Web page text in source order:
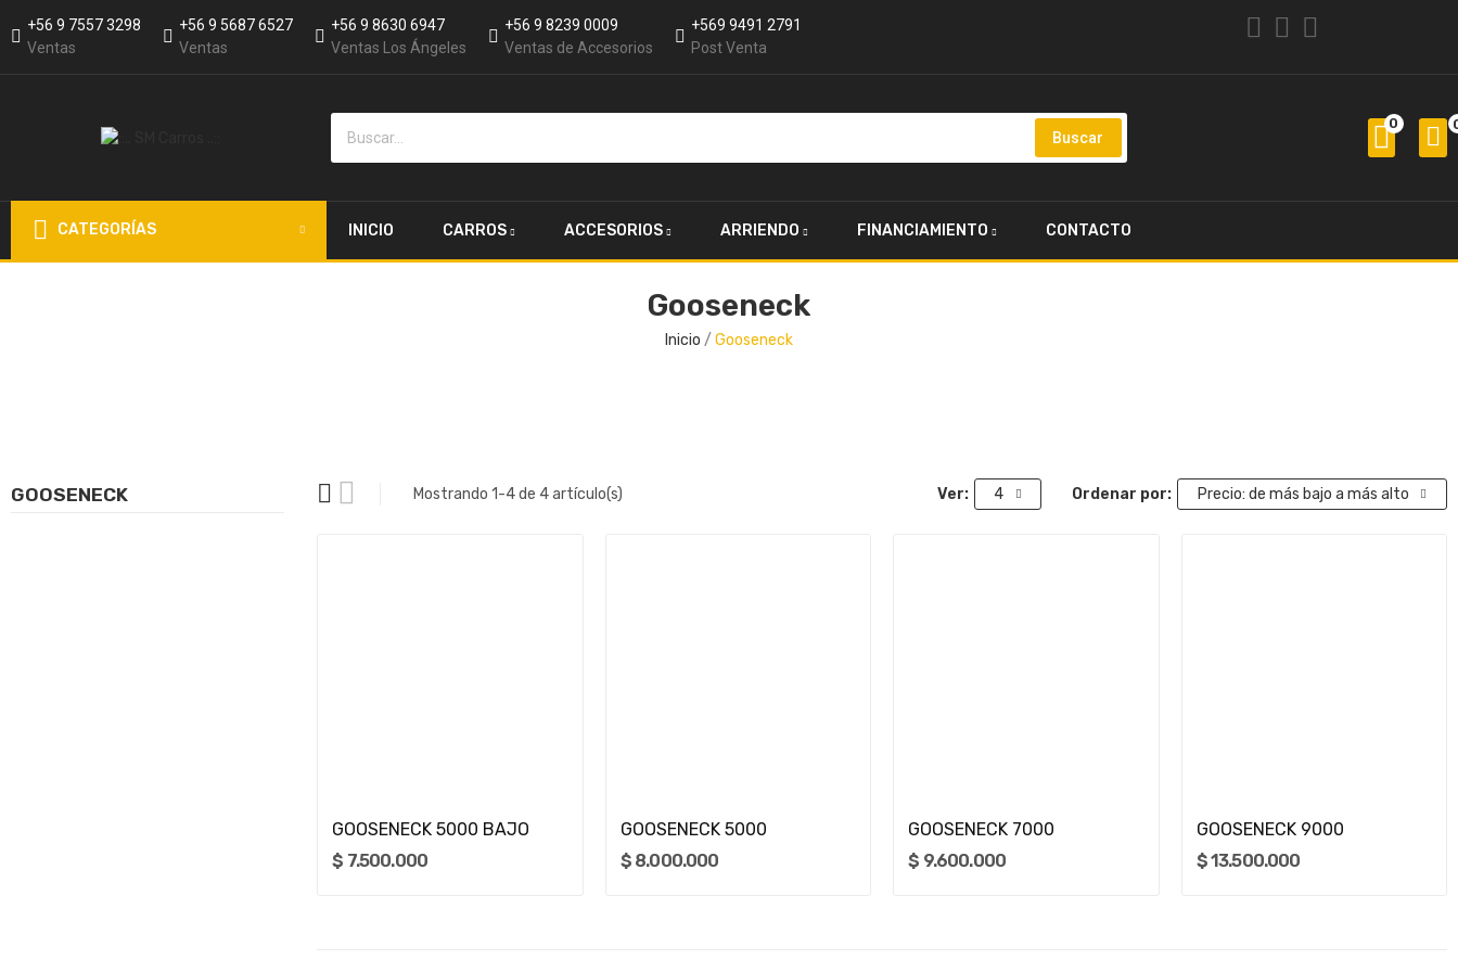
+56 9 7557 3298
Ventas
+56 9 5687 6527
Ventas
+56 9 8630 6947
Ventas Los Ángeles
+56 9 8239 0009
Ventas de Accesorios
+569 9491 2791
Post Venta
Buscar
0
CATEGORÍAS INICIO CARROS ACCESORIOS ARRIENDO FINANCIAMIENTO CONTACTO
Gooseneck
Inicio Gooseneck
GOOSENECK Mostrando 1-4 de 4 artículo(s) Ver: 4 Ordenar por: Precio: de más bajo a más alto
GOOSENECK 5000 BAJO
$ 7.500.000
GOOSENECK 5000
$ 8.000.000
GOOSENECK 7000
$ 9.600.000
GOOSENECK 9000
$ 13.500.000